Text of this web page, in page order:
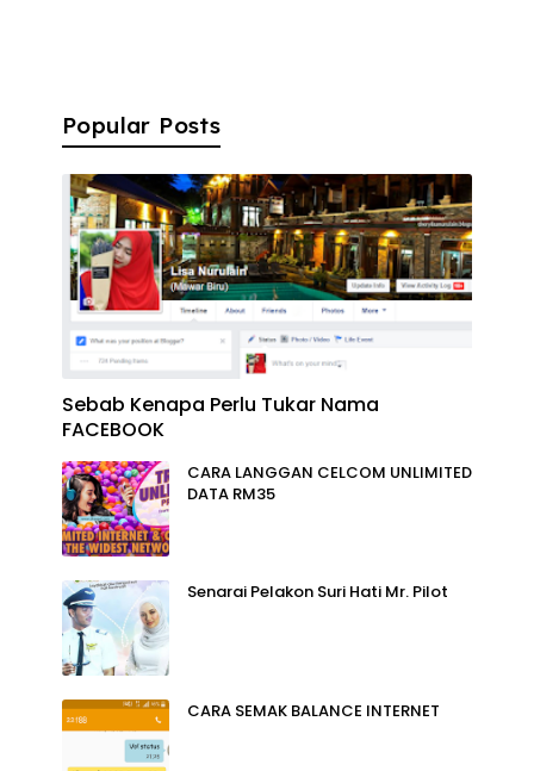
Popular Posts
Sebab Kenapa Perlu Tukar Nama
FACEBOOK
CARA LANGGAN CELCOM UNLIMITED
DATA RM35
Senarai Pelakon Suri Hati Mr. Pilot
CARA SEMAK BALANCE INTERNET